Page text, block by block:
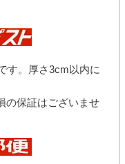
す。厚さ3cm以内に
の保証はございませ